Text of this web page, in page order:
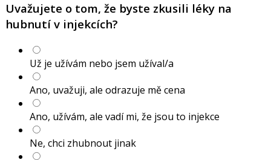
Uvažujete o tom, že byste zkusili léky na
hubnutí v injekcích?
Už je užívám nebo jsem užíval/a
Ano, uvažuji, ale odrazuje mě cena
Ano, užívám, ale vadí mi, že jsou to injekce
Ne, chci zhubnout jinak